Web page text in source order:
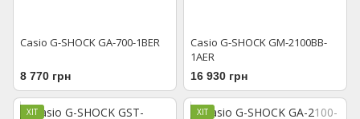
Casio G-SHOCK GA-700-1BER
8 770 грн
Casio G-SHOCK GM-2100BB-
1AER
16 930 грн
ХІТ
ХІТ